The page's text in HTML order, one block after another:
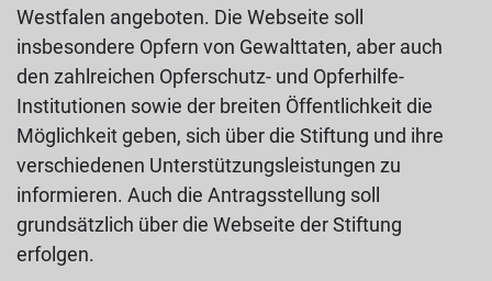
Westfalen angeboten. Die Webseite soll
insbesondere Opfern von Gewalttaten, aber auch
den zahlreichen Opferschutz- und Opferhilfe-
Institutionen sowie der breiten Öffentlichkeit die
Möglichkeit geben, sich über die Stiftung und ihre
verschiedenen Unterstützungsleistungen zu
informieren. Auch die Antragsstellung soll
grundsätzlich über die Webseite der Stiftung
erfolgen.